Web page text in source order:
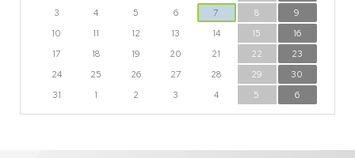
3
4 5 6 7 8
9
10
11 12 13 14 15
16
17
18 19 20 21 22
23
24
25 26 27 28 29
30
31
1 2 3 4 5 6